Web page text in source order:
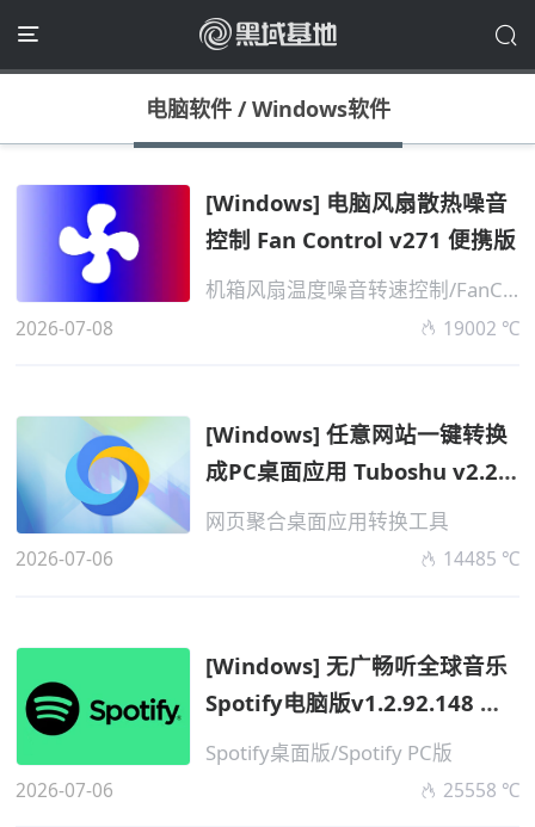
电脑软件/Windows软件
[Windows] 电脑风扇散热噪音
控制 Fan Control v271 便携版
机箱风扇温度噪音转速控制/FanControl
2026-07-08 19002 ℃
[Windows] 任意网站一键转换
成PC桌面应用 Tuboshu v2.2.2
便携版...
网页聚合桌面应用转换工具
2026-07-06 14485 ℃
[Windows] 无广畅听全球音乐
Spotify电脑版v1.2.92.148 纯
净便携...
Spotify桌面版/Spotify PC版
2026-07-06 25558 ℃